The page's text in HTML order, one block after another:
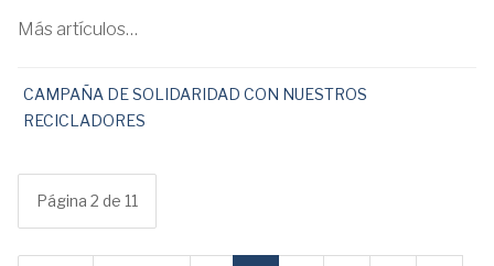
Más artículos…
CAMPAÑA DE SOLIDARIDAD CON NUESTROS
RECICLADORES
Página 2 de 11